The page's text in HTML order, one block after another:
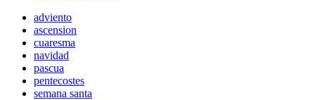
adviento
ascension
cuaresma
navidad
pascua
pentecostes
semana santa